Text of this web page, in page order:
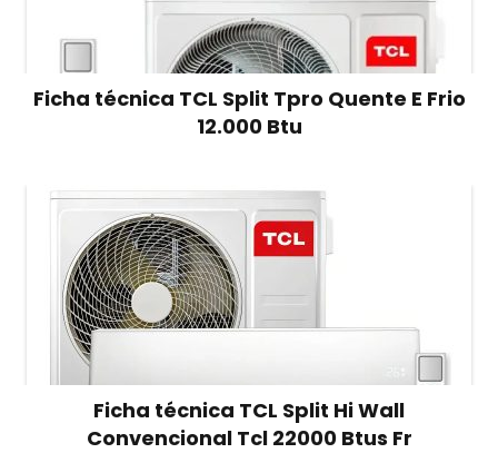
Ficha técnica TCL Split Tpro Quente E Frio
12.000 Btu
Ficha técnica TCL Split Hi Wall
Convencional Tcl 22000 Btus Fr